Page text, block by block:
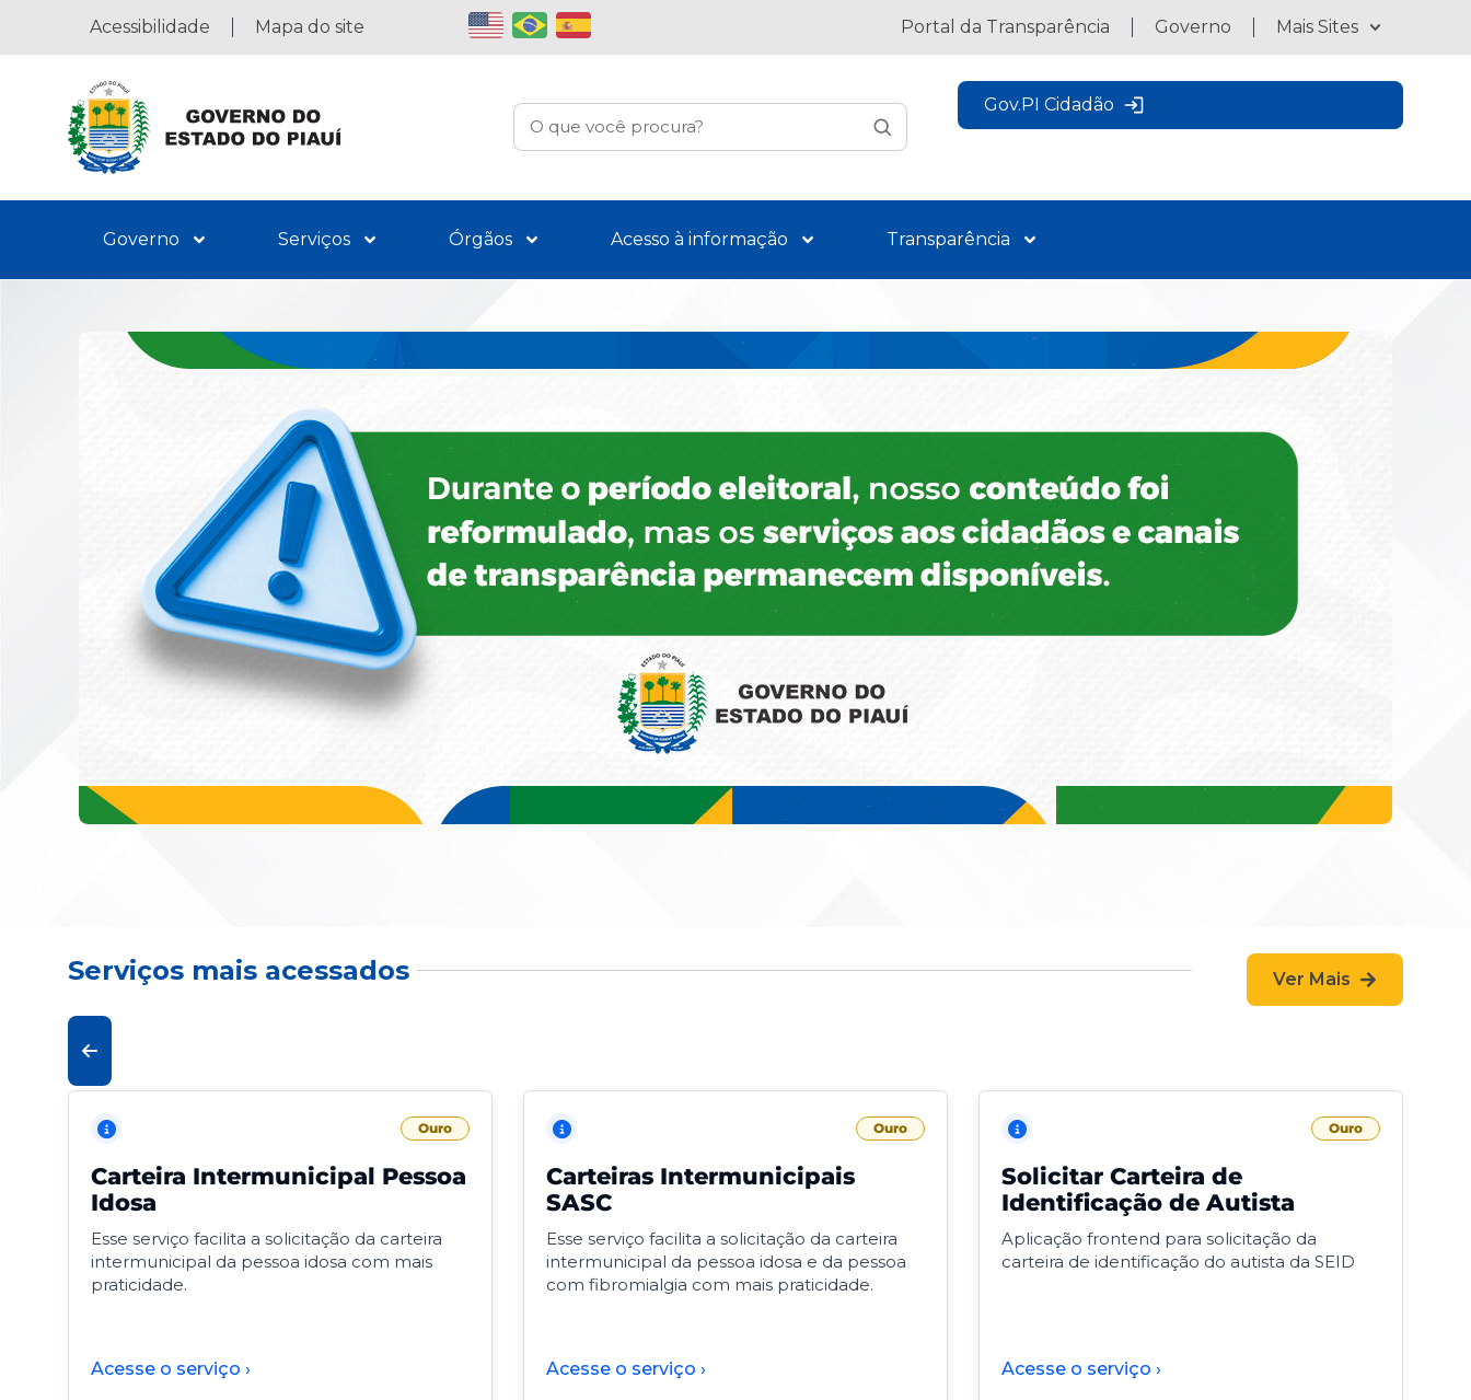
Acessibilidade Mapa do site Portal da Transparência Governo Mais Sites
Gov.PI Cidadão
Governo Serviços Órgãos Acesso à informação Transparência
Serviços mais acessados Ver Mais
Ouro
Carteira Intermunicipal Pessoa
Idosa
Esse serviço facilita a solicitação da carteira
intermunicipal da pessoa idosa com mais
praticidade.
Acesse o serviço ›
Ouro
Carteiras Intermunicipais
SASC
Esse serviço facilita a solicitação da carteira
intermunicipal da pessoa idosa e da pessoa
com fibromialgia com mais praticidade.
Acesse o serviço ›
Ouro
Solicitar Carteira de
Identificação de Autista
Aplicação frontend para solicitação da
carteira de identificação do autista da SEID
Acesse o serviço ›